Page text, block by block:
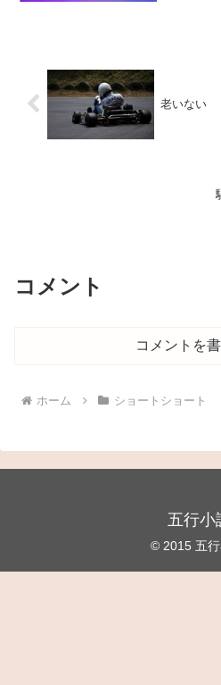
老いない
コメント
コメントを
ホーム ショートショート
五行小
© 2015 五